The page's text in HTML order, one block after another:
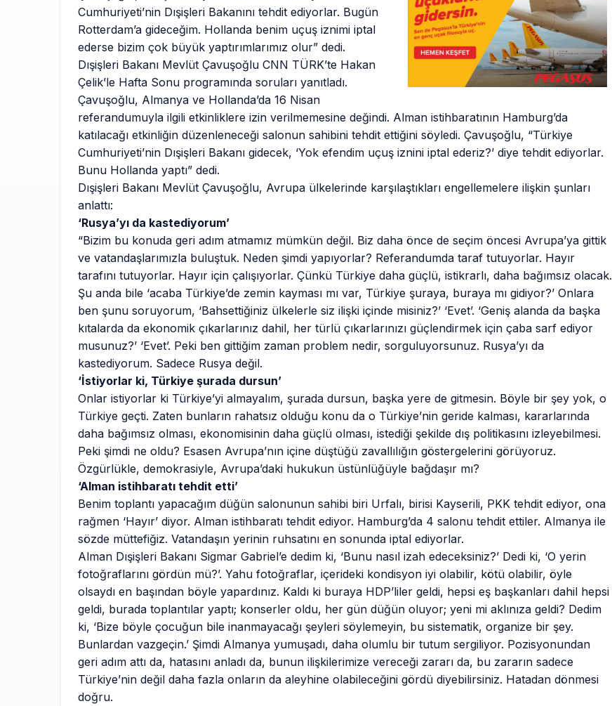
Cumhuriyeti’nin Dışişleri Bakanını tehdit ediyorlar. Bugün
Rotterdam’a gideceğim. Hollanda benim uçuş iznimi iptal
ederse bizim çok büyük yaptırımlarımız olur” dedi.
Dışişleri Bakanı Mevlüt Çavuşoğlu CNN TÜRK’te Hakan
Çelik’le Hafta Sonu programında soruları yanıtladı.
Çavuşoğlu, Almanya ve Hollanda’da 16 Nisan
referandumuyla ilgili etkinliklere izin verilmemesine değindi. Alman istihbaratının Hamburg’da
katılacağı etkinliğin düzenleneceği salonun sahibini tehdit ettiğini söyledi. Çavuşoğlu, “Türkiye
Cumhuriyeti’nin Dışişleri Bakanı gidecek, ‘Yok efendim uçuş iznini iptal ederiz?’ diye tehdit ediyorlar.
Bunu Hollanda yaptı” dedi.
Dışişleri Bakanı Mevlüt Çavuşoğlu, Avrupa ülkelerinde karşılaştıkları engellemelere ilişkin şunları
anlattı:
‘Rusya’yı da kastediyorum’
“Bizim bu konuda geri adım atmamız mümkün değil. Biz daha önce de seçim öncesi Avrupa’ya gittik
ve vatandaşlarımızla buluştuk. Neden şimdi yapıyorlar? Referandumda taraf tutuyorlar. Hayır
tarafını tutuyorlar. Hayır için çalışıyorlar. Çünkü Türkiye daha güçlü, istikrarlı, daha bağımsız olacak.
Şu anda bile ‘acaba Türkiye’de zemin kayması mı var, Türkiye şuraya, buraya mı gidiyor?’ Onlara
ben şunu soruyorum, ‘Bahsettiğiniz ülkelerle siz ilişki içinde misiniz?’ ‘Evet’. ‘Geniş alanda da başka
kıtalarda da ekonomik çıkarlarınız dahil, her türlü çıkarlarınızı güçlendirmek için çaba sarf ediyor
musunuz?’ ‘Evet’. Peki ben gittiğim zaman problem nedir, sorguluyorsunuz. Rusya’yı da
kastediyorum. Sadece Rusya değil.
‘İstiyorlar ki, Türkiye şurada dursun’
Onlar istiyorlar ki Türkiye’yi almayalım, şurada dursun, başka yere de gitmesin. Böyle bir şey yok, o
Türkiye geçti. Zaten bunların rahatsız olduğu konu da o Türkiye’nin geride kalması, kararlarında
daha bağımsız olması, ekonomisinin daha güçlü olması, istediği şekilde dış politikasını izleyebilmesi.
Peki şimdi ne oldu? Esasen Avrupa’nın içine düştüğü zavallılığın göstergelerini görüyoruz.
Özgürlükle, demokrasiyle, Avrupa’daki hukukun üstünlüğüyle bağdaşır mı?
‘Alman istihbaratı tehdit etti’
Benim toplantı yapacağım düğün salonunun sahibi biri Urfalı, birisi Kayserili, PKK tehdit ediyor, ona
rağmen ‘Hayır’ diyor. Alman istihbaratı tehdit ediyor. Hamburg’da 4 salonu tehdit ettiler. Almanya ile
sözde müttefiğiz. Vatandaşın yerinin ruhsatını en sonunda iptal ediyorlar.
Alman Dışişleri Bakanı Sigmar Gabriel’e dedim ki, ‘Bunu nasıl izah edeceksiniz?’ Dedi ki, ‘O yerin
fotoğraflarını gördün mü?’. Yahu fotoğraflar, içerideki kondisyon iyi olabilir, kötü olabilir, öyle
olsaydı en başından böyle yapardınız. Kaldı ki buraya HDP’liler geldi, hepsi eş başkanları dahil hepsi
geldi, burada toplantılar yaptı; konserler oldu, her gün düğün oluyor; yeni mi aklınıza geldi? Dedim
ki, ‘Bize böyle çocuğun bile inanmayacağı şeyleri söylemeyin, bu sistematik, organize bir şey.
Bunlardan vazgeçin.’ Şimdi Almanya yumuşadı, daha olumlu bir tutum sergiliyor. Pozisyonundan
geri adım attı da, hatasını anladı da, bunun ilişkilerimize vereceği zararı da, bu zararın sadece
Türkiye’nin değil daha fazla onların da aleyhine olabileceğini gördü diyebilirsiniz. Hatadan dönmesi
doğru.